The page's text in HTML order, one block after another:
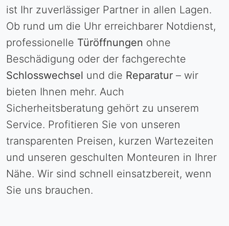
ist Ihr zuverlässiger Partner in allen Lagen.
Ob rund um die Uhr erreichbarer Notdienst,
professionelle Türöffnungen ohne
Beschädigung oder der fachgerechte
Schlosswechsel und die Reparatur – wir
bieten Ihnen mehr. Auch
Sicherheitsberatung gehört zu unserem
Service. Profitieren Sie von unseren
transparenten Preisen, kurzen Wartezeiten
und unseren geschulten Monteuren in Ihrer
Nähe. Wir sind schnell einsatzbereit, wenn
Sie uns brauchen.